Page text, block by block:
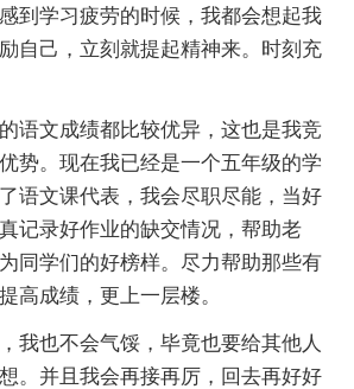
到学习疲劳的时候，我都会想起我
自己，立刻就提起精神来。时刻充
语文成绩都比较优异，这也是我竞
势。现在我已经是一个五年级的学
语文课代表，我会尽职尽能，当好
记录好作业的缺交情况，帮助老
同学们的好榜样。尽力帮助那些有
高成绩，更上一层楼。
我也不会气馁，毕竟也要给其他人
。并且我会再接再厉，回去再好好